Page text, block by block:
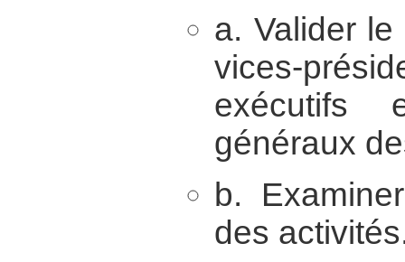
a. Valider
vices-
exécutifs
généraux
b.
des